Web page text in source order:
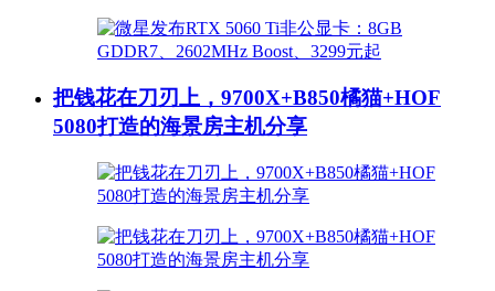
把钱花在刀刃上，9700X+B850橘猫+HOF
5080打造的海景房主机分享